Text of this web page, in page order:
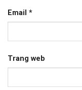
Email *
Trang web